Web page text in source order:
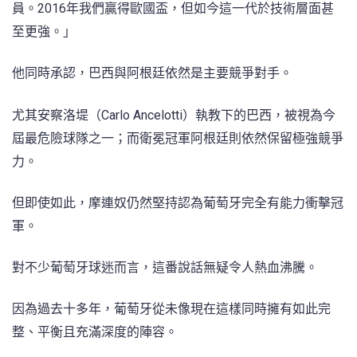
員。2016年我們贏得歐國盃，但如今這一代於技術層面甚
至更強。」
他同時承認，巴西與阿根廷依然是主要競爭對手。
尤其安察洛堤（Carlo Ancelotti）執教下的巴西，被視為今
屆最危險球隊之一；而衛冕冠軍阿根廷則依然保留極強競爭
力。
但即使如此，摩連奴仍然堅持認為葡萄牙完全有能力衝擊冠
軍。
對不少葡萄牙球迷而言，這番說話無疑令人熱血沸騰。
因為過去十多年，葡萄牙從未像現在這樣同時擁有如此完
整、平衡且充滿深度的陣容。